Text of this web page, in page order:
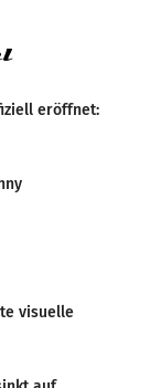
eröffnet:
visuelle